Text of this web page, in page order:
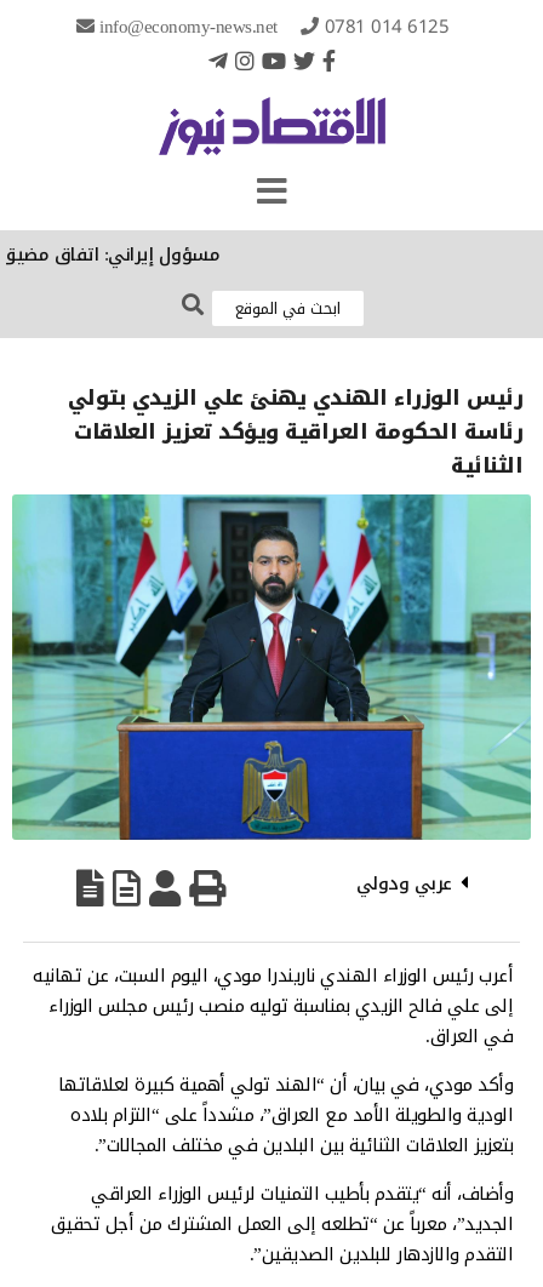
info@economy-news.net 0781 014 6125
مسؤول إيراني: اتفاق مضيق
رئيس الوزراء الهندي يهنئ علي الزيدي بتولي
رئاسة الحكومة العراقية ويؤكد تعزيز العلاقات
الثنائية
عربي ودولي
أعرب رئيس الوزراء الهندي ناريندرا مودي، اليوم السبت، عن تهانيه
إلى علي فالح الزيدي بمناسبة توليه منصب رئيس مجلس الوزراء
في العراق.
وأكد مودي، في بيان، أن “الهند تولي أهمية كبيرة لعلاقاتها
الودية والطويلة الأمد مع العراق”، مشدداً على “التزام بلاده
بتعزيز العلاقات الثنائية بين البلدين في مختلف المجالات”.
وأضاف، أنه “يتقدم بأطيب التمنيات لرئيس الوزراء العراقي
الجديد”، معرباً عن “تطلعه إلى العمل المشترك من أجل تحقيق
التقدم والازدهار للبلدين الصديقين”.